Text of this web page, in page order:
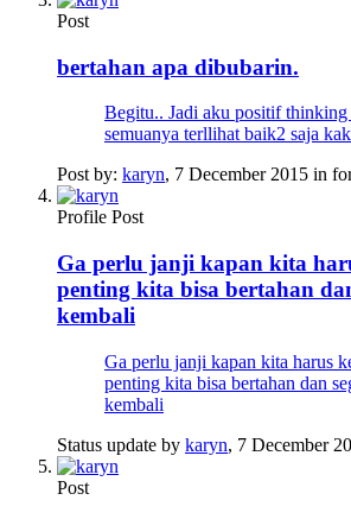
Post
bertahan apa dibubarin.
Begitu.. Jadi aku positif
semuanya terllihat baik2 saja
Post by: karyn, 7 December 2015 in
Profile Post
Ga perlu janji kapan kita
penting kita bisa bertahan
kembali
Ga perlu janji kapan kita harus
penting kita bisa bertahan dan
kembali
Status update by karyn, 7 December
Post